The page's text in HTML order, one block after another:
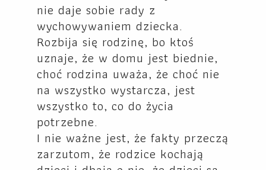
nie daje sobie rady z
wychowywaniem dziecka.
Rozbija się rodzinę, bo ktoś
uznaje, że w domu jest biednie,
choć rodzina uważa, że choć nie
na wszystko wystarcza, jest
wszystko to, co do życia
potrzebne.
I nie ważne jest, że fakty przeczą
zarzutom, że rodzice kochają